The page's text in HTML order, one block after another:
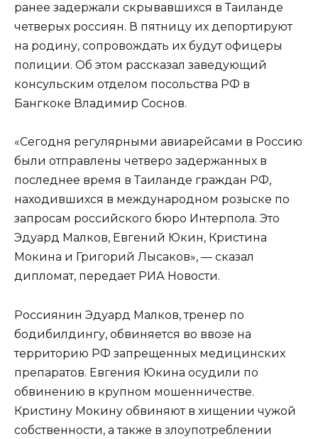
ранее задержали скрывавшихся в Таиланде
четверых россиян. В пятницу их депортируют
на родину, сопровождать их будут офицеры
полиции. Об этом рассказал заведующий
консульским отделом посольства РФ в
Бангкоке Владимир Соснов.
«Сегодня регулярными авиарейсами в Россию
были отправлены четверо задержанных в
последнее время в Таиланде граждан РФ,
находившихся в международном розыске по
запросам российского бюро Интерпола. Это
Эдуард Малков, Евгений Юкин, Кристина
Мокина и Григорий Лысаков», — сказал
дипломат, передает РИА Новости.
Россиянин Эдуард Малков, тренер по
бодибилдингу, обвиняется во ввозе на
территорию РФ запрещенных медицинских
препаратов. Евгения Юкина осудили по
обвинению в крупном мошенничестве.
Кристину Мокину обвиняют в хищении чужой
собственности, а также в злоупотреблении